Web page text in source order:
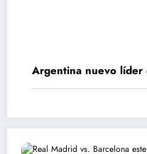
Argentina nuevo líder